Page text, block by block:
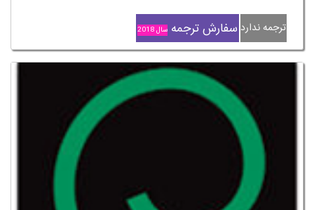
ترجمه ندارد سفارش ترجمه سال 2018